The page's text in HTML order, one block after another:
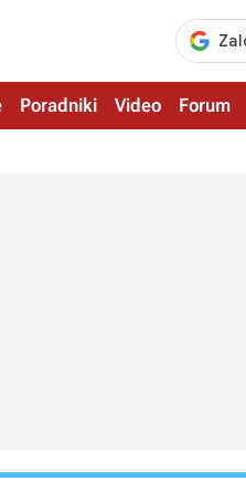
Poradniki Video Forum